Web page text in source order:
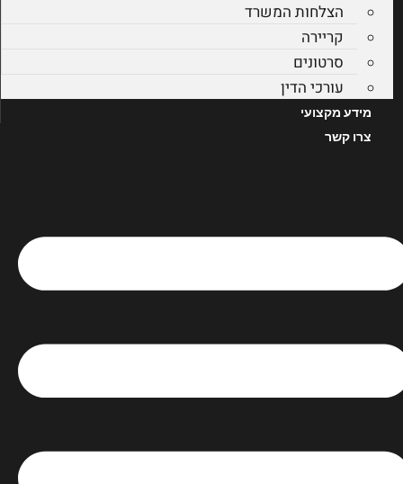
הצלחות המשרד
קריירה
סרטונים
עורכי הדין
מידע מקצועי
צרו קשר